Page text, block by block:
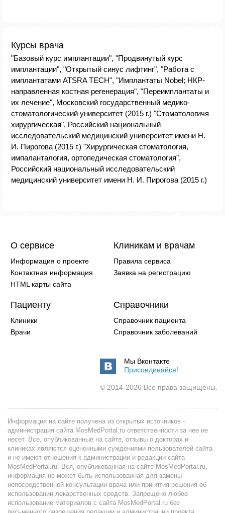
Курсы врача
"Базовый курс имплантации", "Продвинутый курс
имплантации", "Открытый синус лифтинг", "Работа с
имплантатами ATSRA TECH", "Имплантаты Nobel; НКР-
направленная костная регенерация", "Переимплантаты и
их лечение", Московский государственный медико-
стоматологический университет (2015 г.) "Стоматологичя
хирургическая", Российский национальный
исследовательский медицинский университет имени Н.
И. Пирогова (2015 г.) "Хирургическая стоматология,
импаланталогия, ортопедическая стоматология",
Российский национальный исследовательский
медицинский университет имени Н. И. Пирогова (2015 г.)
О сервисе
Информация о проекте
Контактная информация
HTML карты сайта
Клиникам и врачам
Правила сервиса
Заявка на регистрацию
Пациенту
Клиники
Врачи
Справочники
Справочник пациента
Справочник заболеваний
Мы Вконтакте
Присоединяйся!
© 2014-2026 Все права защищены.
Информация на сайте получена из открытых источников -
администрация сайта MosMedPortal.ru ответственности за нее не
несет. Все, опубликованные на сайте, отзывы о докторах и
клиниках являются оценочными суждениями пользователей сайта
и не имеют отношения к администрации и редакции сайта
MosMedPortal.ru. Вся, опубликованная на сайте MosMedPortal.ru,
информация не может быть использованная для замены
непосредственной консультации врача или принятия решения об
использовании лекарственных средств. Запрещено любое
использование материалов с сайта MosMedPortal.ru без